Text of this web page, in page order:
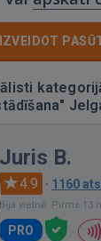
IZVEIDOT
Juris B.
4.9 · 1160
Bija vietnē: Pirms 13
PRO